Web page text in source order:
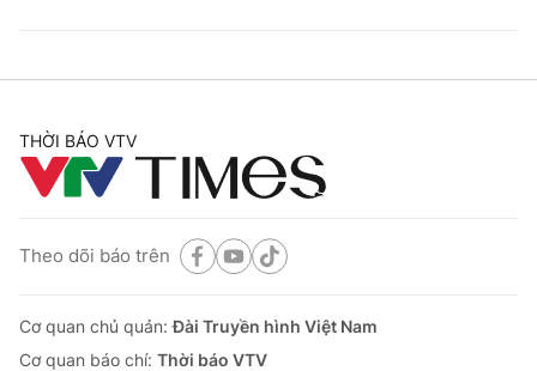
THỜI BÁO VTV
Theo dõi báo trên
Cơ quan chủ quản:Đài Truyền hình Việt Nam
Cơ quan báo chí: Thời báo VTV